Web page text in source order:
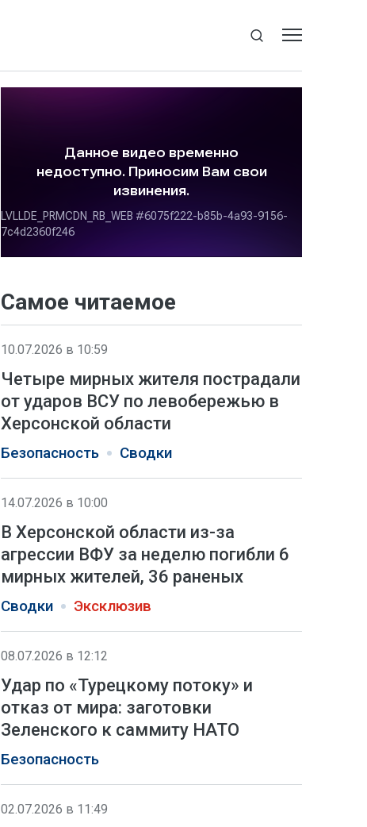
Самое читаемое
10.07.2026 в 10:59
Четыре мирных жителя пострадали
от ударов ВСУ по левобережью в
Херсонской области
Безопасность Сводки
14.07.2026 в 10:00
В Херсонской области из-за
агрессии ВФУ за неделю погибли 6
мирных жителей, 36 раненых
Сводки Эксклюзив
08.07.2026 в 12:12
Удар по «Турецкому потоку» и
отказ от мира: заготовки
Зеленского к саммиту НАТО
Безопасность
02.07.2026 в 11:49